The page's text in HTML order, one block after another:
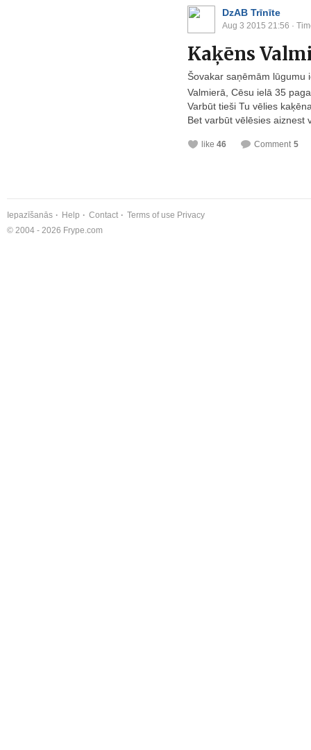
DzAB Trīnīte
Aug 3 2015 21:56 ·
Kaķēns
Šovakar saņēmām
Valmierā, Cēsu ielā 35
Varbūt tieši Tu vēlies
Bet varbūt vēlēsies aiznest
like 46 Comment 5
Iepazīšanās Help Contact Terms of use Privacy
© 2004 - 2026 Frype.com